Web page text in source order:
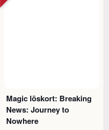
Magic löskort: Breaking
News: Journey to
Nowhere